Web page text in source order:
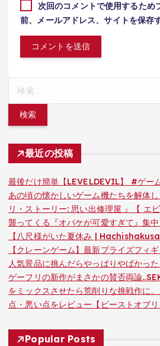
次回のコメントで使用するため
前、メールアドレス、サイトを保存す
最近の投稿
最後だけ簡単【LEVELDEVIL】 #ゲー
あの頃の懐かしいゲーム機たちを解体
リ・ストーリー: 思い出修理屋 』【 エ
襲ってくる『オバケが可愛すぎて』集中
【八尺様がいた夏休み |
【クレーンゲーム】最新プライズフィ
人気景品に挑んだらやっぱりやばかった
ゲーフリの新作がまさかの賛否両論
をミックスさせたら荒削りな挑戦作に
点・悪い点をレビュー【ビーストオブリ
Popular Posts